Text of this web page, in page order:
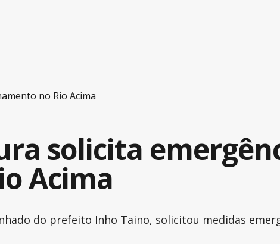
no Rio Acima
solicita
Acima
do prefeito Inho Taino, solicitou medidas